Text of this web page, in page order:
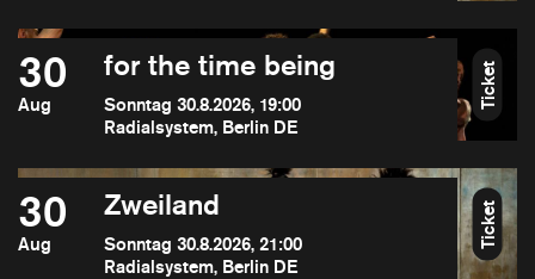
30
Aug
for the time being
Sonntag 30.8.2026, 19:00
Radialsystem, Berlin DE
Ticket
30
Aug
Zweiland
Sonntag 30.8.2026, 21:00
Radialsystem, Berlin DE
Ticket